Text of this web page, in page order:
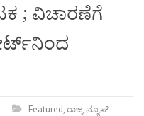
; ವಿಚಾರಣೆಗೆ
Featured,ರಾಜ್ಯ ನ್ಯೂಸ್